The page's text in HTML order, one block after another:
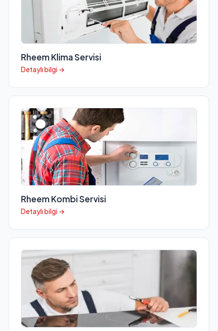
Rheem Klima Servisi
Detaylı bilgi →
Rheem Kombi Servisi
Detaylı bilgi →